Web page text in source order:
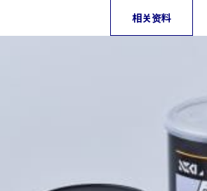
相关资料